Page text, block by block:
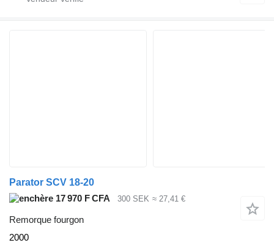
Parator SCV 18-20
17 970 F CFA
300 SEK ≈ 27,41 €
Remorque fourgon
2000